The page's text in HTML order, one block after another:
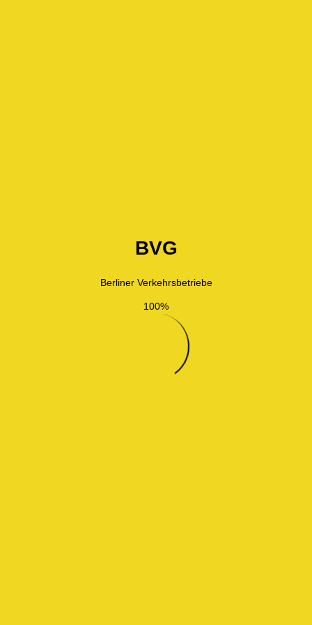
BVG
Berliner Verkehrsbetriebe
100%